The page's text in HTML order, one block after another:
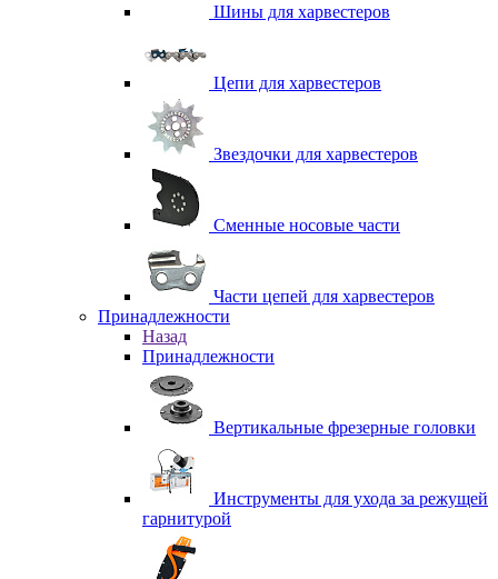
Шины для харвестеров
Цепи для харвестеров
Звездочки для харвестеров
Сменные носовые части
Части цепей для харвестеров
Принадлежности
Назад
Принадлежности
Вертикальные фрезерные головки
Инструменты для ухода за режущей
гарнитурой